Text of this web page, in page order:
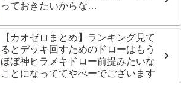
っておきたいからな…
【カオゼロまとめ】ランキング見て
るとデッキ回すためのドローはもう
ほぼ神ヒラメキドロー前提みたいな
ことになっててやべーでございます